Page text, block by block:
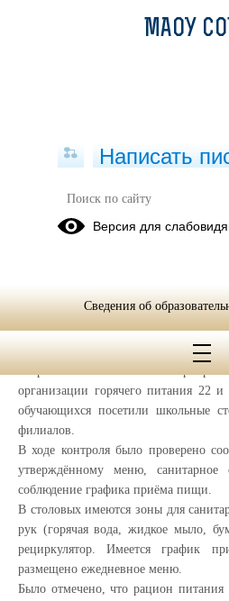
22 и 23 мая 2025
№2 и филиалах
контролю питания
организации горячего питания 22
обучающихся посетили
филиалов.
В ходе контроля было проверено
утверждённому меню, санитарное
соблюдение графика приёма пищи.
В столовых имеются зоны для
рук (горячая вода, жидкое мыло,
рециркулятор. Имеется график
размещено ежедневное меню.
Было отмечено, что рацион питания
МАОУ
Написать
Версия для
Сведения об